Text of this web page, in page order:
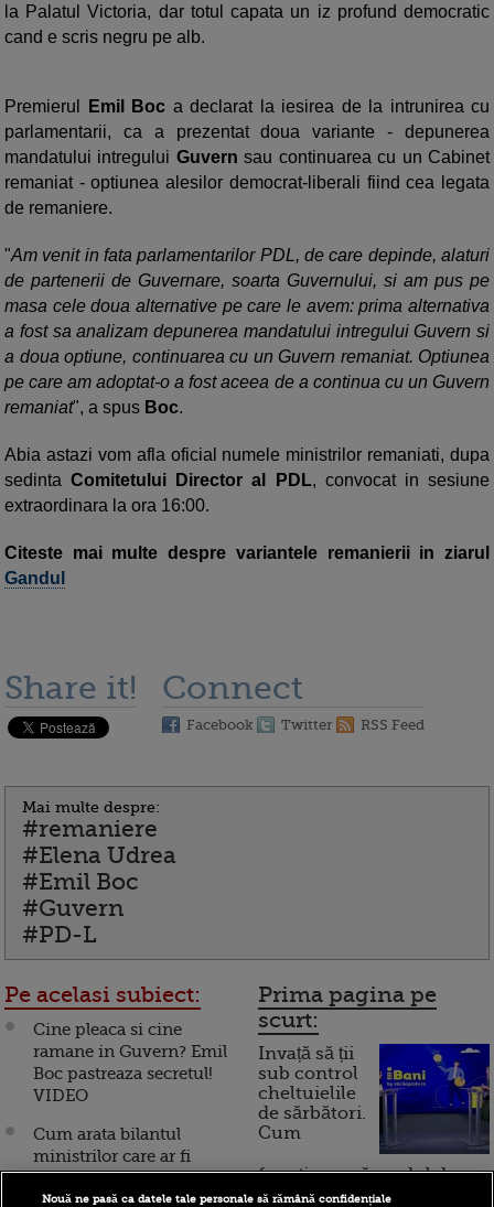
la Palatul Victoria, dar totul capata un iz profund democratic
cand e scris negru pe alb.
Premierul Emil Boc a declarat la iesirea de la intrunirea cu
parlamentarii, ca a prezentat doua variante - depunerea
mandatului intregului Guvern sau continuarea cu un Cabinet
remaniat - optiunea alesilor democrat-liberali fiind cea legata
de remaniere.
"Am venit in fata parlamentarilor PDL, de care depinde, alaturi
de partenerii de Guvernare, soarta Guvernului, si am pus pe
masa cele doua alternative pe care le avem: prima alternativa
a fost sa analizam depunerea mandatului intregului Guvern si
a doua optiune, continuarea cu un Guvern remaniat. Optiunea
pe care am adoptat-o a fost aceea de a continua cu un Guvern
remaniat", a spus Boc.
Abia astazi vom afla oficial numele ministrilor remaniati, dupa
sedintaComitetului Director al PDL, convocat in sesiune
extraordinara la ora 16:00.
Citeste mai multe despre variantele remanierii in ziarul
Gandul
Share it! Connect
Facebook Twitter RSS Feed
Mai multe despre:
#remaniere
#Elena Udrea
#Emil Boc
#Guvern
#PD-L
Pe acelasi subiect:
Cine pleaca si cine
ramane in Guvern? Emil
Boc pastreaza secretul!
VIDEO
Cum arata bilantul
ministrilor care ar fi
trebuit sa scoata
Romania din criza
Prima pagina pe
scurt:
Invață să ții
sub control
cheltuielile
de sărbători.
Cum
funcționează cardul de
cumpărături
Nouă ne pasă ca datele tale personale să rămână confidențiale